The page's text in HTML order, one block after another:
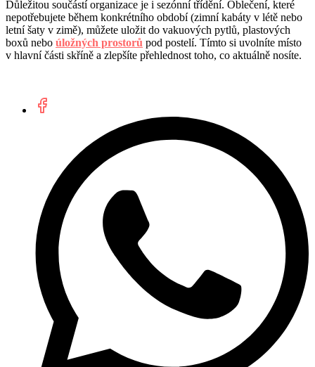
Důležitou součástí organizace je i sezónní třídění. Oblečení, které
nepotřebujete během konkrétního období (zimní kabáty v létě nebo
letní šaty v zimě), můžete uložit do vakuových pytlů, plastových
boxů nebo úložných prostorů pod postelí. Tímto si uvolníte místo
v hlavní části skříně a zlepšíte přehlednost toho, co aktuálně nosíte.